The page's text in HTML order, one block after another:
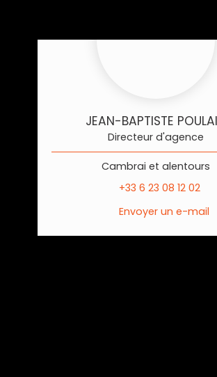
JEAN-BAPTISTE
Directeur d'agence
Cambrai et alentours
+33 6 23 08 12 02
Envoyer un e-mail